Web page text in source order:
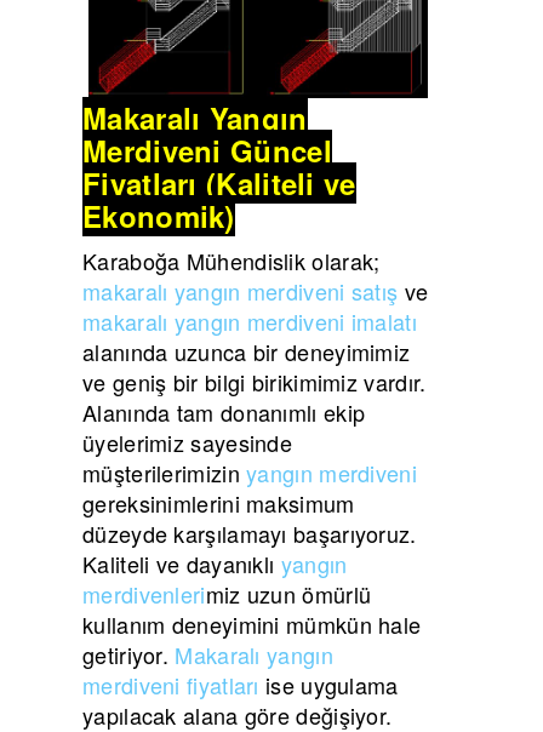
Makaralı Yangın
Merdiveni Güncel
Fiyatları (Kaliteli ve
Ekonomik)
Karaboğa Mühendislik olarak;
makaralı yangın merdiveni satış ve
makaralı yangın merdiveni imalatı
alanında uzunca bir deneyimimiz
ve geniş bir bilgi birikimimiz vardır.
Alanında tam donanımlı ekip
üyelerimiz sayesinde
müşterilerimizinyangın merdiveni
gereksinimlerini maksimum
düzeyde karşılamayı başarıyoruz.
Kaliteli ve dayanıklı yangın
merdivenlerimiz uzun ömürlü
kullanım deneyimini mümkün hale
getiriyor. Makaralı yangın
merdiveni fiyatları ise uygulama
yapılacak alana göre değişiyor.